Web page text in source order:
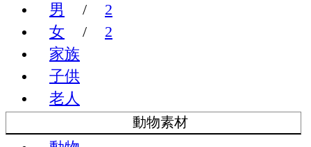
男 /
2
女
/
2
家族
子供
老人
動物素材